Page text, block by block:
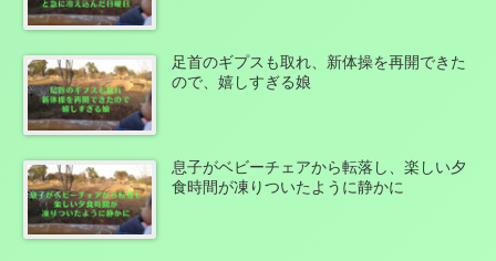
足首のギプスも取れ、新体操を再開できた
ので、嬉しすぎる娘
息子がベビーチェアから転落し、楽しい夕
食時間が凍りついたように静かに